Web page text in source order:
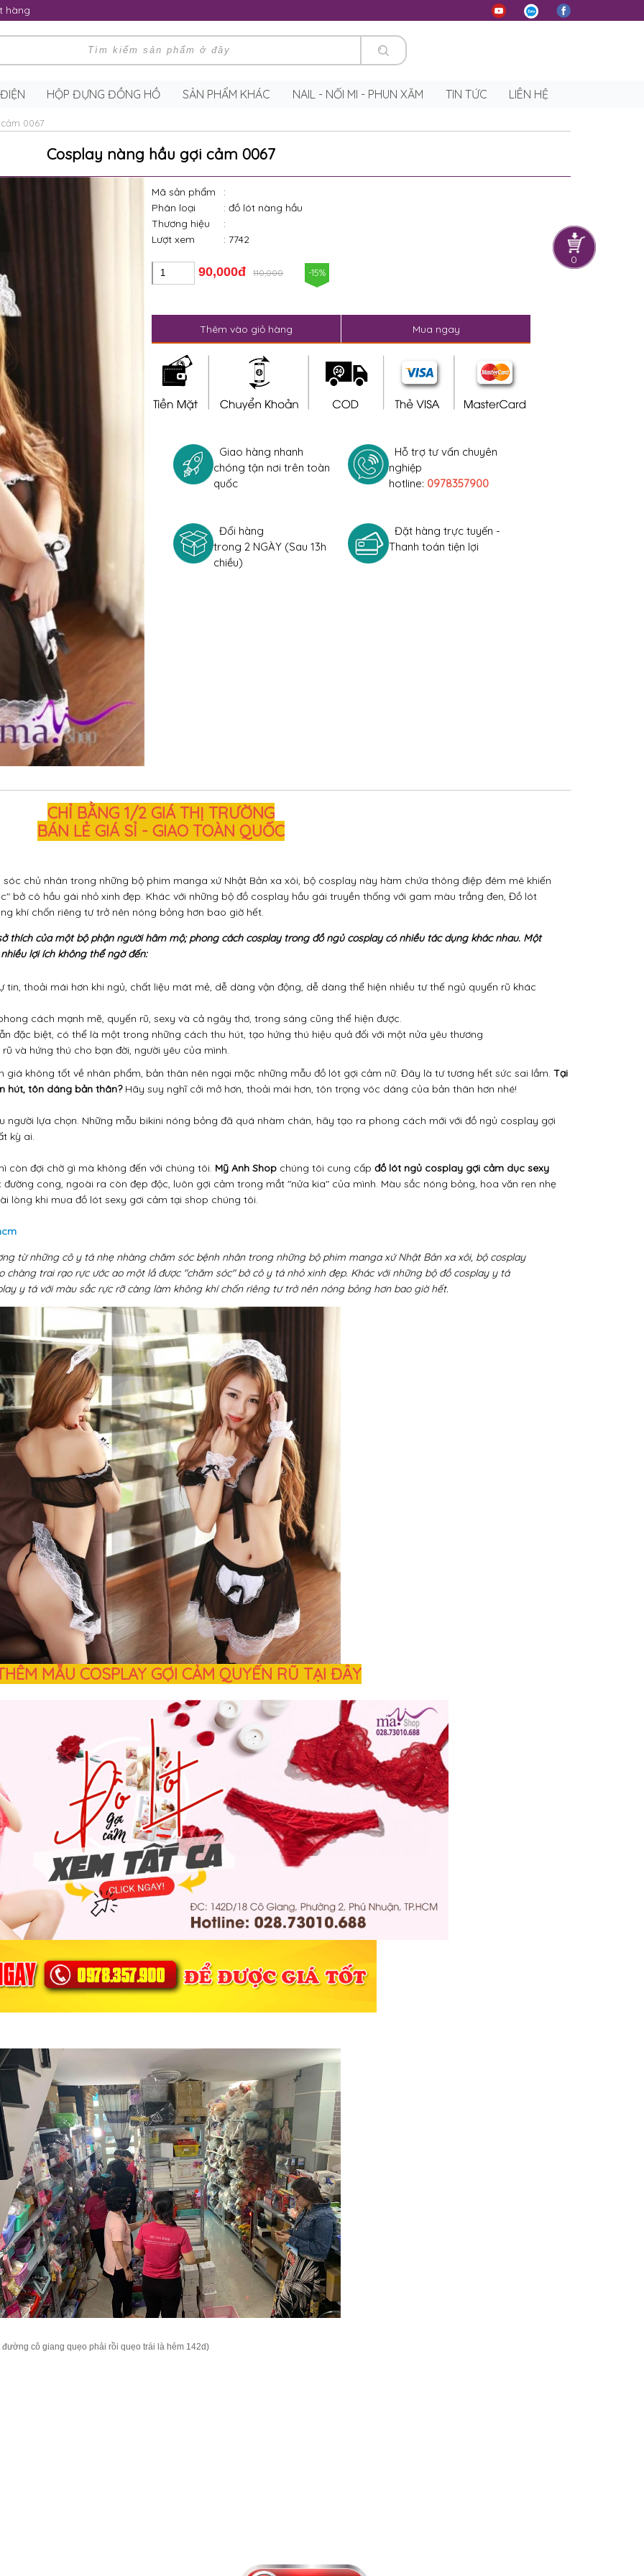
hàng
0
ĐIỆN HỘP ĐỰNG ĐỒNG HỒ SẢN PHẨM KHÁC NAIL - NỐI MI - PHUN XĂM TIN TỨC LIÊN HỆ
0067
Cosplay nàng hầu gợi cảm 0067
Mã sản phẩm
:
Phân loại
: đồ lót nàng hầu
Thương hiệu
:
Lượt xem
: 7742
90,000đ 110,000 -15%
Thêm vào giỏ hàng Mua ngay
Giao hàng nhanh
chóng tận nơi trên toàn
quốc
Hỗ trợ tư vấn chuyên
nghiệp
hotline: 0978357900
Đổi hàng
trong 2 NGÀY (Sau 13h
chiều)
Đặt hàng trực tuyến -
Thanh toán tiện lợi
CHỈ BẰNG 1/2 GIÁ THỊ TRƯỜNG
BÁN LẺ GIÁ SỈ - GIAO TOÀN QUỐC
chủ nhân trong những bộ phim manga xứ Nhật Bản xa xôi, bộ cosplay này hàm chứa thông điệp đêm mê khiến
bở cô hầu gái nhỏ xinh đẹp. Khác với những bộ đồ cosplay hầu gái truyền thống với gam màu trắng đen, Đồ lót
khí chốn riêng tư trở nên nóng bỏng hơn bao giờ hết.
thích của một bộ phận người hâm mộ; phong cách cosplay trong đồ ngủ cosplay có nhiều tác dụng khác nhau. Một
lợi ích không thể ngờ đến:
thoải mái hơn khi ngủ, chất liệu mát mẻ, dễ dàng vận động, dễ dàng thể hiện nhiều tư thế ngủ quyến rũ khác
cách mạnh mẽ, quyến rũ, sexy và cả ngây thơ, trong sáng cũng thể hiện được.
đặc biệt, có thể là một trong những cách thu hút, tạo hứng thú hiệu quả đối với một nửa yêu thương
và hứng thú cho bạn đời, người yêu của mình.
giá không tốt về nhân phẩm, bản thân nên ngại mặc những mẫu đồ lót gợi cảm nữ. Đây là tư tương hết sức sai lầm. Tại
hút, tôn dáng bản thân?Hãy suy nghĩ cởi mở hơn, thoải mái hơn, tôn trọng vóc dáng của bản thân hơn nhé!
người lựa chọn. Những mẫu bikini nóng bỏng đã quá nhàm chán, hãy tạo ra phong cách mới với đồ ngủ cosplay gợi
kỳ ai.
còn đợi chờ gì mà không đến với chúng tôi. Mỹ Anh Shop chúng tôi cung cấp đồ lót ngủ cosplay gợi cảm dục sexy
cong, ngoài ra còn đẹp độc, luôn gợi cảm trong mắt "nửa kia" của mình. Màu sắc nóng bỏng, hoa văn ren nhẹ
lòng khi mua đồ lót sexy gơi cảm tại shop chúng tôi.
từ những cô y tá nhẹ nhàng chăm sóc bệnh nhân trong những bộ phim manga xứ Nhật Bản xa xôi, bộ cosplay
trai rạo rực ước ao một lầ được "chăm sóc" bở cô y tá nhỏ xinh đẹp. Khác với những bộ đồ cosplay y tá
y tá với màu sắc rực rỡ càng làm không khí chốn riêng tư trở nên nóng bỏng hơn bao giờ hết.
MẪU COSPLAY GỢI CẢM QUYẾN RŨ TẠI ĐÂY
cô giang quẹo phải rồi quẹo trái là hẻm 142d)